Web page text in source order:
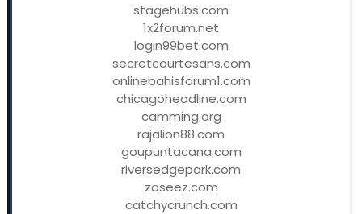
stagehubs.com
1x2forum.net
login99bet.com
secretcourtesans.com
onlinebahisforum1.com
chicagoheadline.com
camming.org
rajalion88.com
goupuntacana.com
riversedgepark.com
zaseez.com
catchycrunch.com